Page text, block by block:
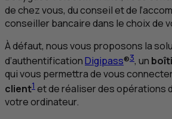
de chez vous, du conseil et de
conseiller bancaire dans le choix de
À défaut, nous vous proposons la
d’authentificationDigipass®3, un
qui vous permettra de vous
client1 et de réaliser des opérations
votre ordinateur.